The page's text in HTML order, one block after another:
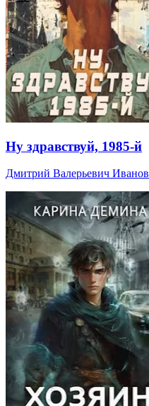
Ну здравствуй, 1985-й
Дмитрий Валерьевич Иванов